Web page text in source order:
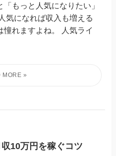
もっと人気になりたい」
気になれば収入も増える
れますよね。 人気ライ
収10万円を稼ぐコツ